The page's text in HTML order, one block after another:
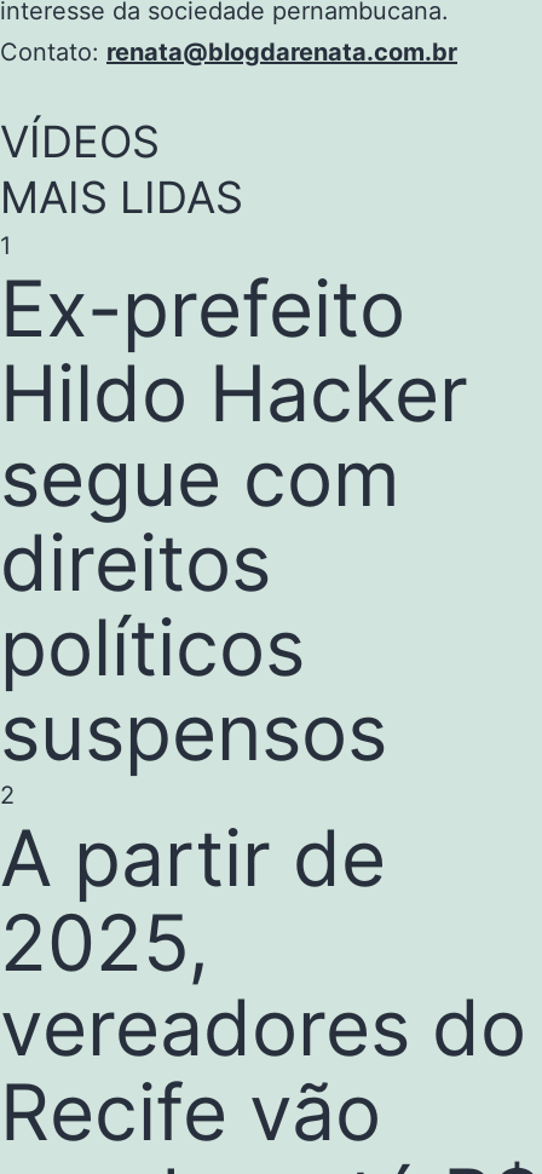
interesse da sociedade pernambucana.
Contato: renata@blogdarenata.com.br
VÍDEOS
MAIS LIDAS
1
Ex-prefeito
Hildo Hacker
segue com
direitos
políticos
suspensos
2
A partir de
2025,
vereadores do
Recife vão